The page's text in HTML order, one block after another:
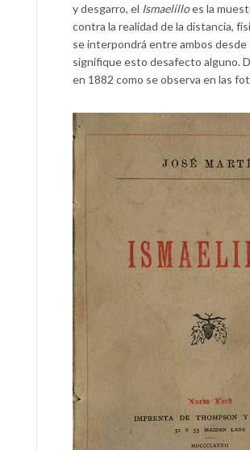
y desgarro, el Ismaelilloes la
contra la realidad de la distancia,
se interpondrá entre ambos
signifique esto desafecto alguno.
en 1882 como se observa en las